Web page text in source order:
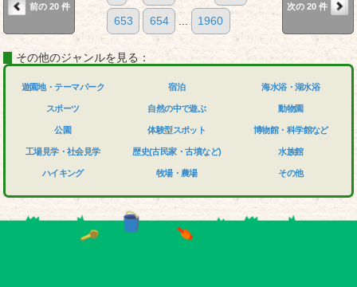
前の 20 件
653 654 ... 1960
次の 20 件
その他のジャンルを見る：
遊園地・テーマパーク
スポーツ
公園
工場見学・社会見学
ハイキング
宿泊
自然の中で遊ぶ
体験型スポット
歴史(古民家・古墳など)
牧場・農場
海水浴・湖水浴
動物園
博物館・科学館など
水族館
その他